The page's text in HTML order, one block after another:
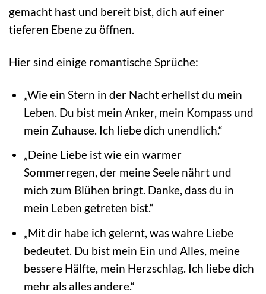
gemacht hast und bereit bist, dich auf einer
tieferen Ebene zu öffnen.
Hier sind einige romantische Sprüche:
„Wie ein Stern in der Nacht erhellst du mein
Leben. Du bist mein Anker, mein Kompass und
mein Zuhause. Ich liebe dich unendlich.“
„Deine Liebe ist wie ein warmer
Sommerregen, der meine Seele nährt und
mich zum Blühen bringt. Danke, dass du in
mein Leben getreten bist.“
„Mit dir habe ich gelernt, was wahre Liebe
bedeutet. Du bist mein Ein und Alles, meine
bessere Hälfte, mein Herzschlag. Ich liebe dich
mehr als alles andere.“